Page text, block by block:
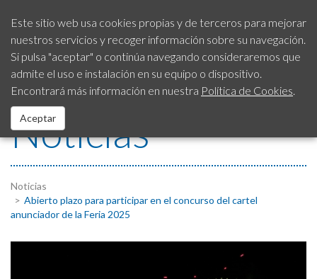
SAC
Servicio de Atención a
la Ciudadanía
954 792 413
Noticias
Noticias
Abierto plazo para participar en el concurso del cartel
anunciador de la Feria 2025
Introduzca
buscar
Ciudad
Ayuntamiento
Sede Electrónica
Fondos EUROPEOS
Este sitio web usa cookies propias y de terceros para mejorar
nuestros servicios y recoger información sobre su navegación.
Si pulsa "aceptar" o continúa navegando consideraremos que
admite el uso e instalación en su equipo o dispositivo.
Encontrará más información en nuestra Política de Cookies.
Aceptar